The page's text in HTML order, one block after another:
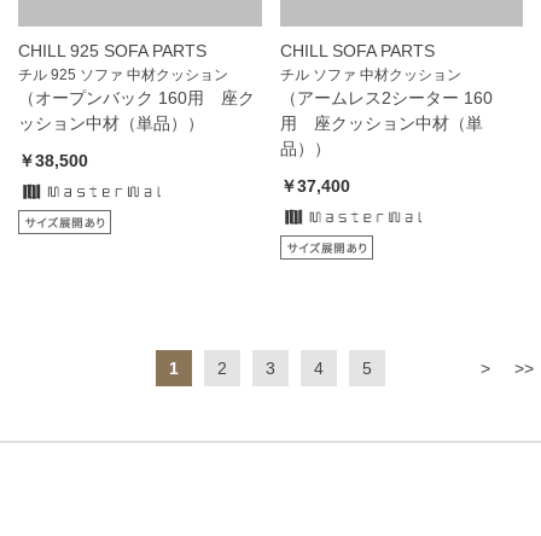
CHILL 925 SOFA PARTS
チル 925 ソファ 中材クッション
（オープンバック 160用 座ク
ッション中材（単品））
￥38,500
CHILL SOFA PARTS
チル ソファ 中材クッション
（アームレス2シーター 160
用 座クッション中材（単
品））
￥37,400
1 2 3 4 5 > >>